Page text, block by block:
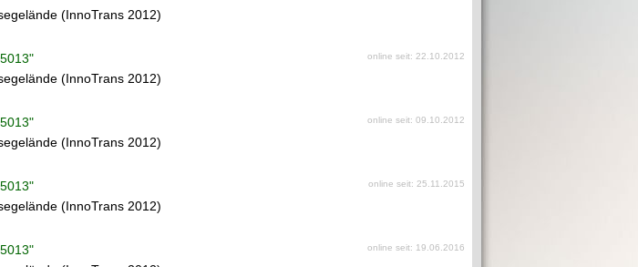
(InnoTrans 2012)
online seit: 22.10.2012
(InnoTrans 2012)
online seit: 09.10.2012
(InnoTrans 2012)
online seit: 25.11.2015
(InnoTrans 2012)
online seit: 19.06.2016